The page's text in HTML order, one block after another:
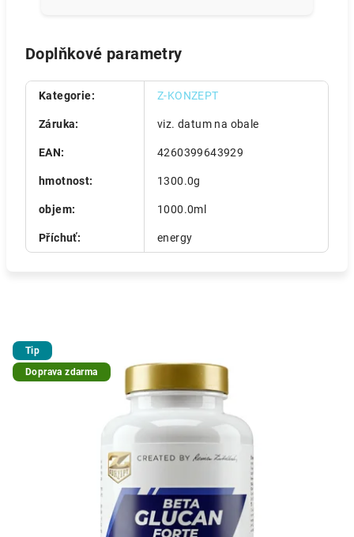
Doplňkové parametry
Kategorie: Z-KONZEPT
Záruka: viz. datum na obale
EAN: 4260399643929
hmotnost: 1300.0g
objem: 1000.0ml
Příchuť: energy
Tip
Doprava zdarma